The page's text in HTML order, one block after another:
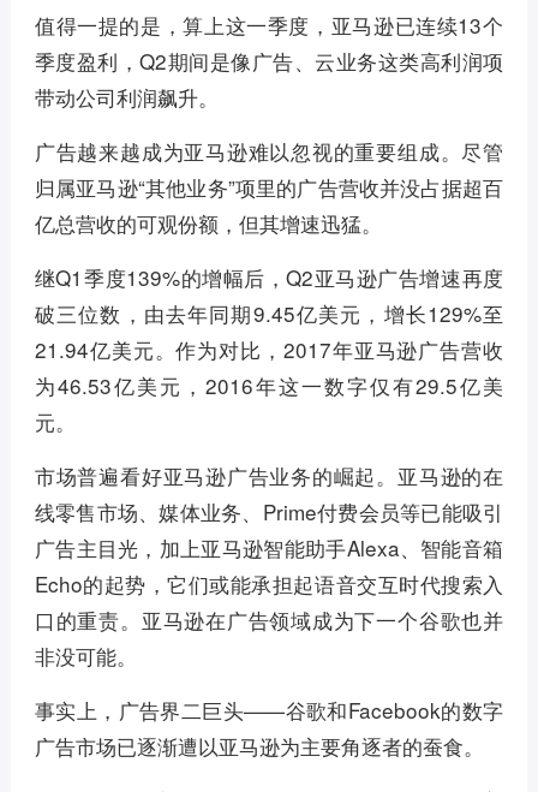
值得一提的是，算上这一季度，亚马逊已连续13个
季度盈利，Q2期间是像广告、云业务这类高利润项
带动公司利润飙升。
广告越来越成为亚马逊难以忽视的重要组成。尽管
归属亚马逊“其他业务”项里的广告营收并没占据超百
亿总营收的可观份额，但其增速迅猛。
继Q1季度139%的增幅后，Q2亚马逊广告增速再度
破三位数，由去年同期9.45亿美元，增长129%至
21.94亿美元。作为对比，2017年亚马逊广告营收
为46.53亿美元，2016年这一数字仅有29.5亿美
元。
市场普遍看好亚马逊广告业务的崛起。亚马逊的在
线零售市场、媒体业务、Prime付费会员等已能吸引
广告主目光，加上亚马逊智能助手Alexa、智能音箱
Echo的起势，它们或能承担起语音交互时代搜索入
口的重责。亚马逊在广告领域成为下一个谷歌也并
非没可能。
事实上，广告界二巨头——谷歌和Facebook的数字
广告市场已逐渐遭以亚马逊为主要角逐者的蚕食。